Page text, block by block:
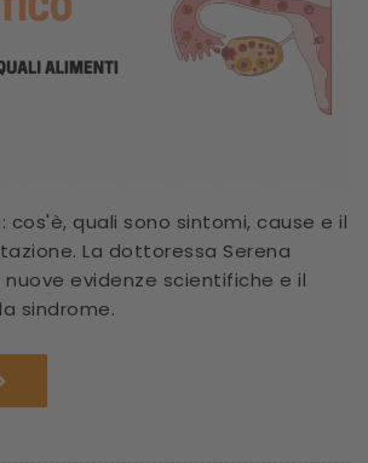
cos'è, quali sono sintomi, cause e il
La dottoressa Serena
nuove evidenze scientifiche e il
sindrome.